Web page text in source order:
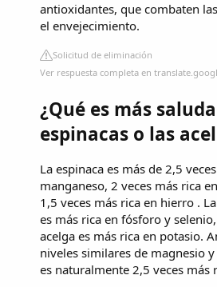
antioxidantes, que combaten
el envejecimiento.
Solicitud de eliminación
Ver respuesta completa en
¿Qué es más
espinacas o las
La espinaca es más de 2,5
manganeso, 2 veces más rica
1,5 veces más rica en hierro .
es más rica en fósforo y
acelga es más rica en potasio.
niveles similares de magnesio
es naturalmente 2,5 veces más